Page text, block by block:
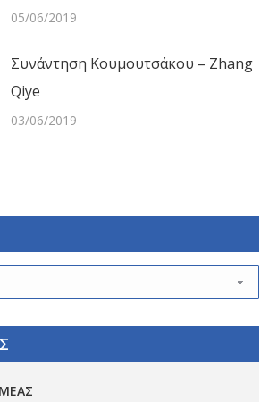
05/06/2019
Συνάντηση Κουμουτσάκου – Zhang
Qiye
03/06/2019